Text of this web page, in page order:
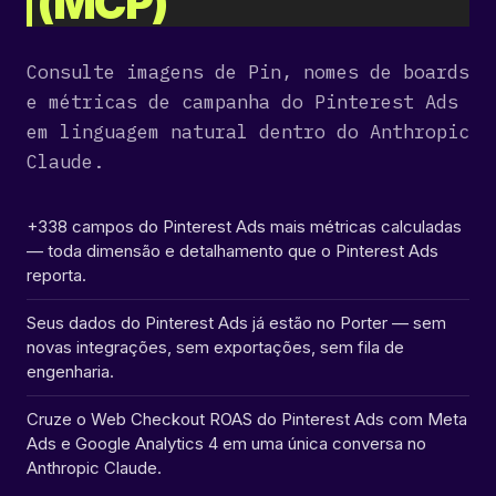
29
[ .tmb ] dir
2026-06-
[ 207ba ] dir
2026-08-
08
[ 41241 ] dir
2026-08-
08
[ 5e125 ] dir
2026-08-
08
Consulte imagens de Pin, nomes de boards
e métricas de campanha do Pinterest Ads
em linguagem natural dentro do Anthropic
Claude.
+338 campos do Pinterest Ads mais métricas calculadas
— toda dimensão e detalhamento que o Pinterest Ads
reporta.
Seus dados do Pinterest Ads já estão no Porter — sem
novas integrações, sem exportações, sem fila de
engenharia.
Cruze o Web Checkout ROAS do Pinterest Ads com Meta
Ads e Google Analytics 4 em uma única conversa no
Anthropic Claude.